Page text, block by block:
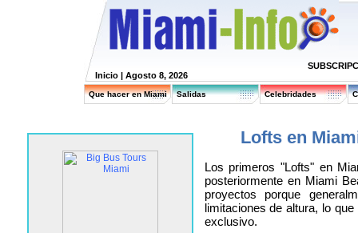
Inicio | Agosto 8, 2026
Que hacer en Miami Salidas Celebridades
Lofts en
Los primeros "Lofts" en
posteriormente en Miami
proyectos porque
limitaciones de altura, lo
exclusivo.